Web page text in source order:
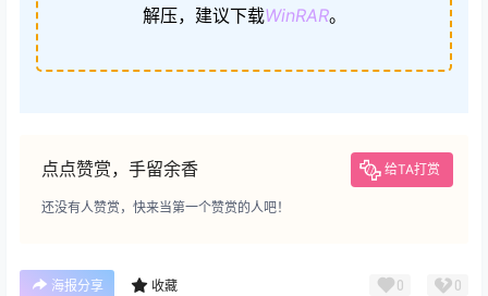
解压，建议下载WinRAR。
点点赞赏，手留余香 给TA打赏
还没有人赞赏，快来当第一个赞赏的人吧！
海报分享 收藏 0 0